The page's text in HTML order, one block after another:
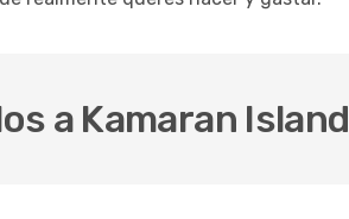
a Kamaran Island